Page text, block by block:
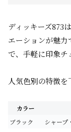
ディッキーズ873
エーションが魅力
で、手軽に印象チ
人気色別の特徴を
カラー
ブラック
シャープ